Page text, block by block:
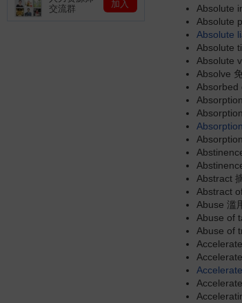
Absolute
Absolute
Absolute
Absolute
Absolute
Absolve
Absorbed
Abstract
Abstract
Abuse 滥
Abuse of
Abuse of
交流群
加入